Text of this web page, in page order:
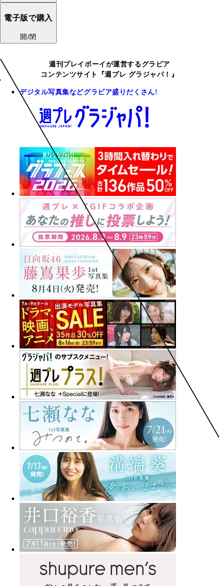
電子版で購入
開/閉
週刊プレイボーイが運営するグラビア
コンテンツサイト『週プレ グラジャパ！』
デジタル写真集などグラビア盛りだくさん!